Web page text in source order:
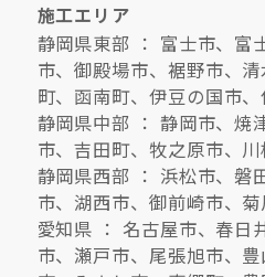
施工エリア
静岡県東部 ： 富士市、富
市、御殿場市、裾野市、
町、函南町、伊豆の国市
静岡県中部 ： 静岡市、焼
市、吉田町、牧之原市、
静岡県西部 ： 浜松市、磐
市、湖西市、御前崎市、
愛知県 ： 名古屋市、春日
市、瀬戸市、尾張旭市、